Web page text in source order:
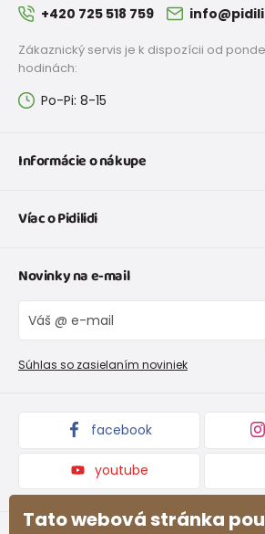
+420 725 518 759
Zákaznický servis je k dispozícii od
hodinách:
Po-Pi: 8-15
Informácie o nákupe
Doprava a platba
Tabuľka veľkostí obuvi
Vrátenie tovaru a reklamacie
Reklamačný poriadok
Víac o Pidilidi
O nás
Blog
Veľkoobchod PiDiLiDi
Kolekcie tovaru
Novinky na e-mail
Súhlas so zasielaním noviniek
facebook
youtube
Tato webová stránka